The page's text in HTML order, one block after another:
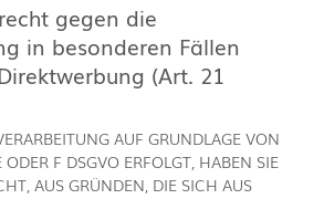
gegen die
in besonderen Fällen
(Art. 21
AUF GRUNDLAGE VON
F DSGVO ERFOLGT, HABEN SIE
AUS GRÜNDEN, DIE SICH AUS